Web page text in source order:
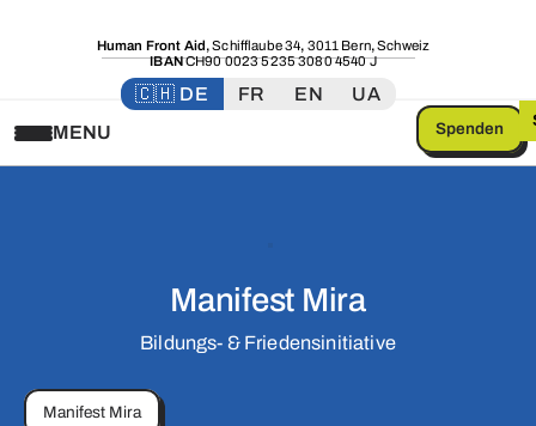
Human Front Aid,Schifflaube 34, 3011 Bern,Schweiz
IBANCH90 0023 5235 3080 4540 J
🇨🇭 DE FR EN
UA
MENU
Spenden
Manifest Mira
Bildungs- & Friedensinitiative
Manifest Mira